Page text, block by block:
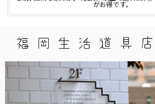
がお得です。